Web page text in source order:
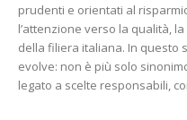
prudenti e orientati al
l’attenzione verso la qualità,
della filiera italiana. In questo
evolve: non è più solo
legato a scelte responsabili,